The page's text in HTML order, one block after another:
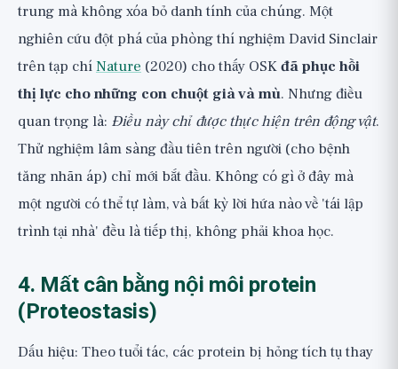
trung mà không xóa bỏ danh tính của chúng. Một
nghiên cứu đột phá của phòng thí nghiệm David Sinclair
trên tạp chíNature (2020) cho thấy OSKđã phục hồi
thị lực cho những con chuột già và mù. Nhưng điều
quan trọng là: Điều này chỉ được thực hiện trên động vật.
Thử nghiệm lâm sàng đầu tiên trên người (cho bệnh
tăng nhãn áp) chỉ mới bắt đầu. Không có gì ở đây mà
một người có thể tự làm, và bất kỳ lời hứa nào về 'tái lập
trình tại nhà' đều là tiếp thị, không phải khoa học.
4. Mất cân bằng nội môi protein
(Proteostasis)
Dấu hiệu: Theo tuổi tác, các protein bị hỏng tích tụ thay